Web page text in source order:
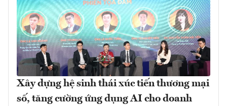
Xây dựng hệ sinh thái xúc tiến thương mại
số, tăng cường ứng dụng AI cho doanh